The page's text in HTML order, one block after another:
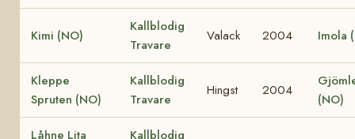
Kimi (NO)
Kallblodig
Travare
Valack 2004 Imola
Kleppe
Spruten (NO)
Kallblodig
Travare
Hingst 2004
(NO)
Låhne Lita
Kallblodig